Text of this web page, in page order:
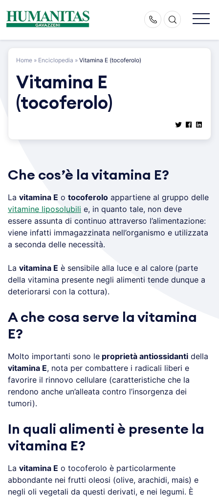
content
Home » Enciclopedia » Vitamina E (tocoferolo)
Vitamina E
(tocoferolo)
Che cos’è la vitamina E?
La vitamina E o tocoferolo appartiene al gruppo delle
vitamine liposolubili e, in quanto tale, non deve
essere assunta di continuo attraverso l’alimentazione:
viene infatti immagazzinata nell’organismo e utilizzata
a seconda delle necessità.
La vitamina E è sensibile alla luce e al calore (parte
della vitamina presente negli alimenti tende dunque a
deteriorarsi con la cottura).
A che cosa serve la vitamina
E?
Molto importanti sono le proprietà antiossidanti della
vitamina E, nota per combattere i radicali liberi e
favorire il rinnovo cellulare (caratteristiche che la
rendono anche un’alleata contro l’insorgenza dei
tumori).
In quali alimenti è presente la
vitamina E?
La vitamina E o tocoferolo è particolarmente
abbondante nei frutti oleosi (olive, arachidi, mais) e
negli oli vegetali da questi derivati, e nei legumi. È